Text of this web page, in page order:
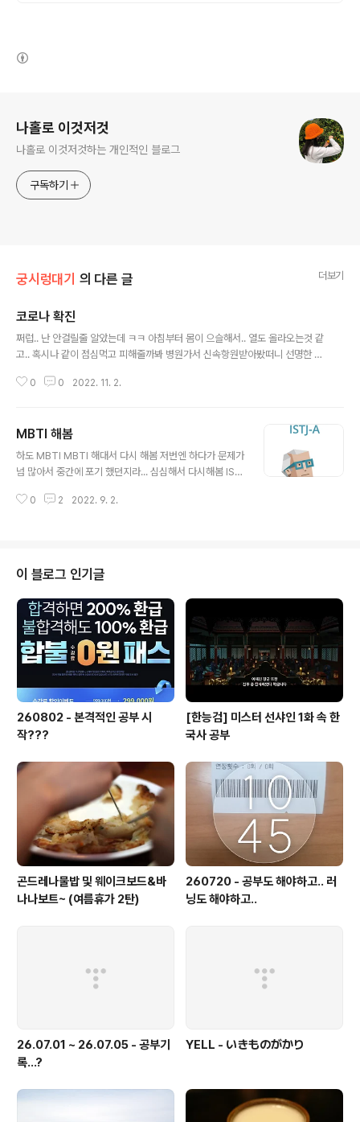
나홀로 이것저것
나홀로 이것저것하는 개인적인 블로그
구독하기
궁시렁대기 의 다른 글 더보기
코로나 확진
쩌럽.. 난 안걸릴줄 알았는데 ㅋㅋ 아침부터 몸이 으슬해서.. 열도 올라오는것 같
고.. 혹시나 같이 점심먹고 피해줄까봐 병원가서 신속항원받아봤떠니 선명한 두
아프진않아... 딱히 체온계 재보면 열도 없고 괜히 검사했나 싶기도 하고 -_- 걍
확진 - 약 5일치 타고.. 재택전환 귀가 - 아직 큰 증상은 없지만 그래도 점심먹고
약 먹고.. 좀 잤음... - 씻고 나온 지금... 너무 말짱하다... - 얼굴에 열감은 있지만
열재보면 열은없다 -_- 11월3일 2일..
0 0 2022. 11. 2.
MBTI 해봄
하도 MBTI MBTI 해대서 다시 해봄 저번엔 하다가 문제가
넘 많아서 중간에 포기 했던지라... 심심해서 다시해봄 IST
m/ko/%EC%84%B1%EA%B2%A9%EC%9C%A
0 2 2022. 9. 2.
이 블로그 인기글
260802 - 본격적인 공부 시
작???
[한능검] 미스터 선샤인 1화 속 한
국사 공부
곤드레나물밥 및 웨이크보드&바
나나보트~ (여름휴가 2탄)
260720 - 공부도 해야하고.. 러
닝도 해야하고..
26.07.01 ~ 26.07.05 - 공부기
록...?
YELL - いきものがかり